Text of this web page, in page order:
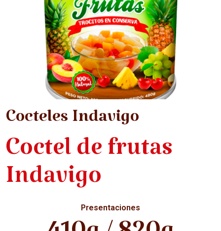
Cocteles Indavigo
Coctel de frutas
Indavigo
Presentaciones